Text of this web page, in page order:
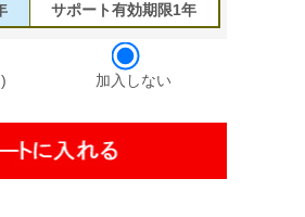
サポート有効期限1年
加入しない